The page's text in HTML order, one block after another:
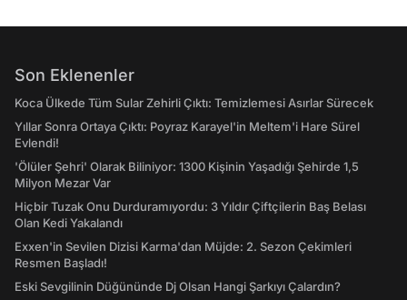
Son Eklenenler
Koca Ülkede Tüm Sular Zehirli Çıktı: Temizlemesi Asırlar Sürecek
Yıllar Sonra Ortaya Çıktı: Poyraz Karayel'in Meltem'i Hare Sürel
Evlendi!
'Ölüler Şehri' Olarak Biliniyor: 1300 Kişinin Yaşadığı Şehirde 1,5
Milyon Mezar Var
Hiçbir Tuzak Onu Durduramıyordu: 3 Yıldır Çiftçilerin Baş Belası
Olan Kedi Yakalandı
Exxen'in Sevilen Dizisi Karma'dan Müjde: 2. Sezon Çekimleri
Resmen Başladı!
Eski Sevgilinin Düğününde Dj Olsan Hangi Şarkıyı Çalardın?